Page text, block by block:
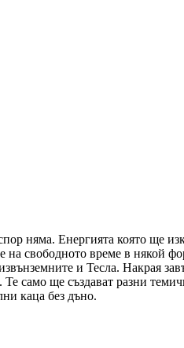
няма. Енергията която ще
свободното време в някой
и Тесла. Накрая
само ще създават разни
каца без дъно.